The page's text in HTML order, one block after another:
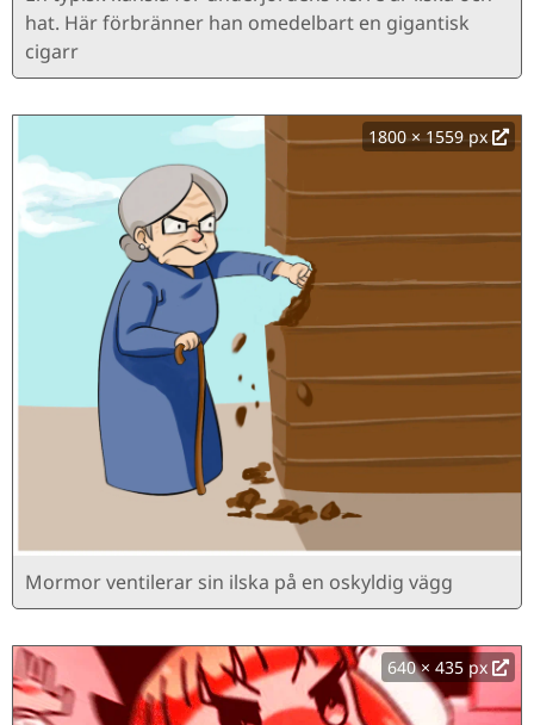
hat. Här förbränner han omedelbart en gigantisk
cigarr
1800 × 1559 px
Mormor ventilerar sin ilska på en oskyldig vägg
640 × 435 px